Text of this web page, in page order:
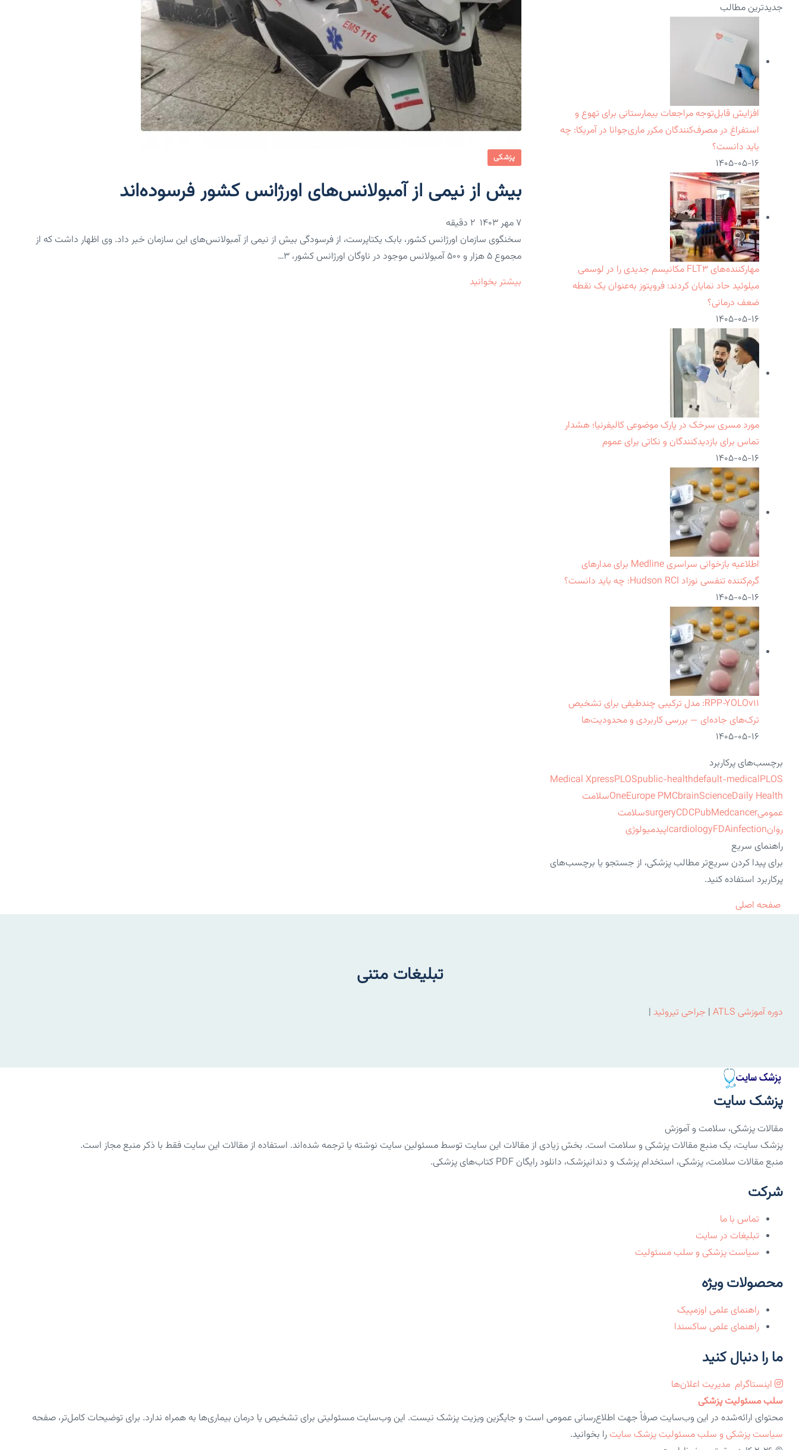
پزشکی
بیش از نیمی از آمبولانس‌های اورژانس کشور فرسوده‌اند
۷ مهر ۱۴۰۳
سخنگوی سازمان اورژانس کشور، بابک یکتاپرست، از فرسودگی بیش از نیمی از آمبولانس‌های این سازمان خبر داد. وی اظهار داشت که از
مجموع ۵ هزار و ۵۰۰ آمبولانس موجود در ناوگان اورژانس کشور، ۳…
بیشتر بخوانید
جدیدترین مطالب
افزایش قابل‌توجه مراجعات بیمارستانی برای تهوع و
استفراغ در مصرف‌کنندگان مکرر ماری‌جوانا در آمریکا: چه
باید دانست؟
۱۴۰۵-۰۵-۱۶
مهارکننده‌های FLT۳ مکانیسم جدیدی را در لوسمی
میلوئید حاد نمایان کردند: فروپتوز به‌عنوان یک نقطه
ضعف درمانی؟
۱۴۰۵-۰۵-۱۶
مورد مسری سرخک در پارک موضوعی کالیفرنیا؛ هشدار
تماس برای بازدیدکنندگان و نکاتی برای عموم
۱۴۰۵-۰۵-۱۶
اطلاعیه بازخوانی سراسری Medline برای مدارهای
گرم‌کننده تنفسی نوزاد Hudson RCI: چه باید دانست؟
۱۴۰۵-۰۵-۱۶
RPP‑YOLOv۱۱: مدل ترکیبی چندطیفی برای تشخیص
ترک‌های جاده‌ای — بررسی کاربردی و محدودیت‌ها
۱۴۰۵-۰۵-۱۶
برچسب‌های پرکاربرد
Medical XpressPLOSpublic-healthdefault-medicalPLOS
OneEurope PMCbrainScienceDaily Health
سلامت
عمومی
surgeryCDCPubMedcancer
سلامت
روان
cardiologyFDAinfection
اپیدمیولوژی
راهنمای سریع
برای پیدا کردن سریع‌تر مطالب پزشکی، از جستجو یا برچسب‌های
پرکاربرد استفاده کنید.
صفحه اصلی
تبلیغات متنی
دوره آموزشی ATLS | جراحی تیروئید |
پزشک سایت
مقالات پزشکی، سلامت و آموزش
پزشک سایت، یک منبع مقالات پزشکی و سلامت است. بخش زیادی از مقالات این سایت توسط مسئولین سایت نوشته یا ترجمه شده‌اند. استفاده از مقالات این سایت فقط با ذکر منبع مجاز است.
منبع مقالات سلامت، پزشکی، استخدام پزشک و دندانپزشک، دانلود رایگان PDF کتاب‌های پزشکی.
شرکت
تماس با ما
تبلیغات در سایت
سیاست پزشکی و سلب مسئولیت
محصولات ویژه
راهنمای علمی اوزمپیک
راهنمای علمی ساکسندا
ما را دنبال کنید
اینستاگرام مدیریت اعلان‌ها
سلب مسئولیت پزشکی
محتوای ارائه‌شده در این وب‌سایت صرفاً جهت اطلاع‌رسانی عمومی است و جایگزین ویزیت پزشک نیست. این وب‌سایت مسئولیتی برای تشخیص یا درمان بیماری‌ها به همراه ندارد. برای توضیحات کامل‌تر، صفحه
سیاست پزشکی و سلب مسئولیت پزشک سایت را بخوانید.